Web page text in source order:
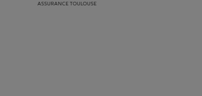
ASSURANCE TOULOUSE